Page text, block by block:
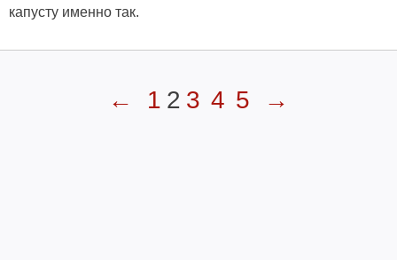
капусту именно так.
← 1 2 3 4 5 →